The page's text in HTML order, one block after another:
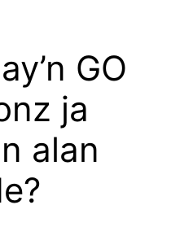
GO
ja
alan